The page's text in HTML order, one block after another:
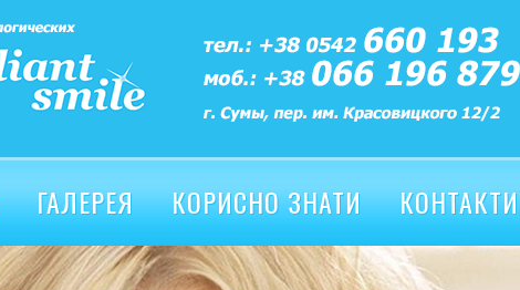
ГАЛЕРЕЯ КОРИСНО ЗНАТИ КОНТАКТИ